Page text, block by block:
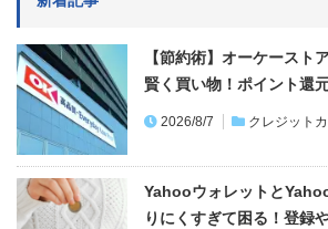
【節約術】オーケースト
賢く買い物！ポイント還
2026/8/7 クレジット
Yahooウォレットと
りにくすぎて困る！登録